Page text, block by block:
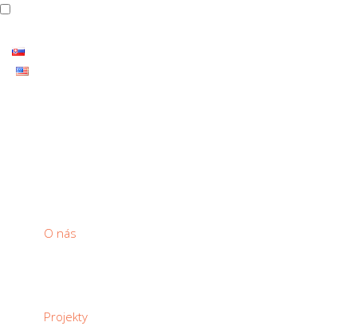
O nás
Projekty